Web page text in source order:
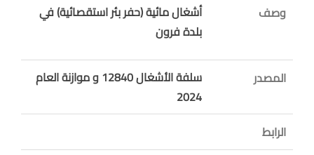
وصف
أشغال مائية (حفر بئر استقصائية) في
بلدة فرون
المصدر
سلفة الأشغال 12840 و موازنة العام
2024
الرابط